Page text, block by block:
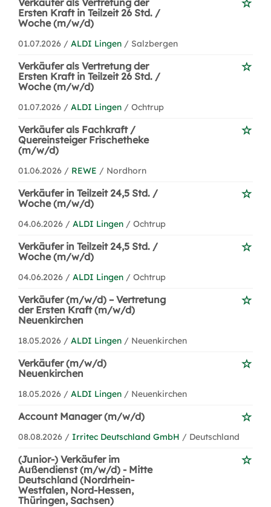
Verkäufer als Vertretung der
Ersten Kraft in Teilzeit 26 Std. /
Woche (m/w/d)
01.07.2026 / ALDI Lingen / Salzbergen
Verkäufer als Vertretung der
Ersten Kraft in Teilzeit 26 Std. /
Woche (m/w/d)
01.07.2026 / ALDI Lingen / Ochtrup
Verkäufer als Fachkraft /
Quereinsteiger Frischetheke
(m/w/d)
01.06.2026 / REWE / Nordhorn
Verkäufer in Teilzeit 24,5 Std. /
Woche (m/w/d)
04.06.2026 / ALDI Lingen / Ochtrup
Verkäufer in Teilzeit 24,5 Std. /
Woche (m/w/d)
04.06.2026 / ALDI Lingen / Ochtrup
Verkäufer (m/w/d) – Vertretung
der Ersten Kraft (m/w/d)
Neuenkirchen
18.05.2026 / ALDI Lingen / Neuenkirchen
Verkäufer (m/w/d)
Neuenkirchen
18.05.2026 / ALDI Lingen / Neuenkirchen
Account Manager (m/w/d)
08.08.2026 / Irritec Deutschland GmbH / Deutschland
(Junior-) Verkäufer im
Außendienst (m/w/d) - Mitte
Deutschland (Nordrhein-
Westfalen, Nord-Hessen,
Thüringen, Sachsen)